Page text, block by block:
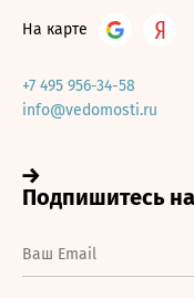
На карте
+7 495 956-34-58
info@vedomosti.ru